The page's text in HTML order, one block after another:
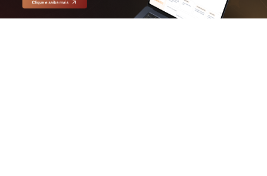
INFORMATIVOS COMENTADOS